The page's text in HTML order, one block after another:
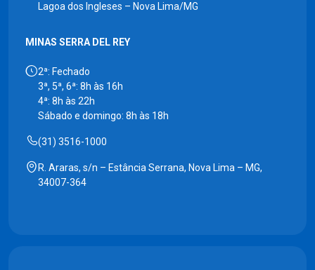
Lagoa dos Ingleses – Nova Lima/MG
MINAS SERRA DEL REY
2ª: Fechado
3ª, 5ª, 6ª: 8h às 16h
4ª: 8h às 22h
Sábado e domingo: 8h às 18h
(31) 3516-1000
R. Araras, s/n – Estância Serrana, Nova Lima – MG,
34007-364